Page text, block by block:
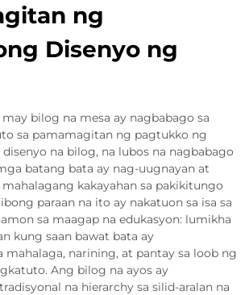
ng
Disenyo ng
bilog na mesa ay nagbabago sa
sa pamamagitan ng pagtukko ng
na bilog, na lubos na nagbabago
batang bata ay nag-uugnayan at
kakayahan sa pakikitungo
paraan na ito ay nakatuon sa isa sa
sa maagap na edukasyon: lumikha
kung saan bawat bata ay
mahalaga, narining, at pantay sa loob ng
Ang bilog na ayos ay
na hierarchy sa silid-aralan na